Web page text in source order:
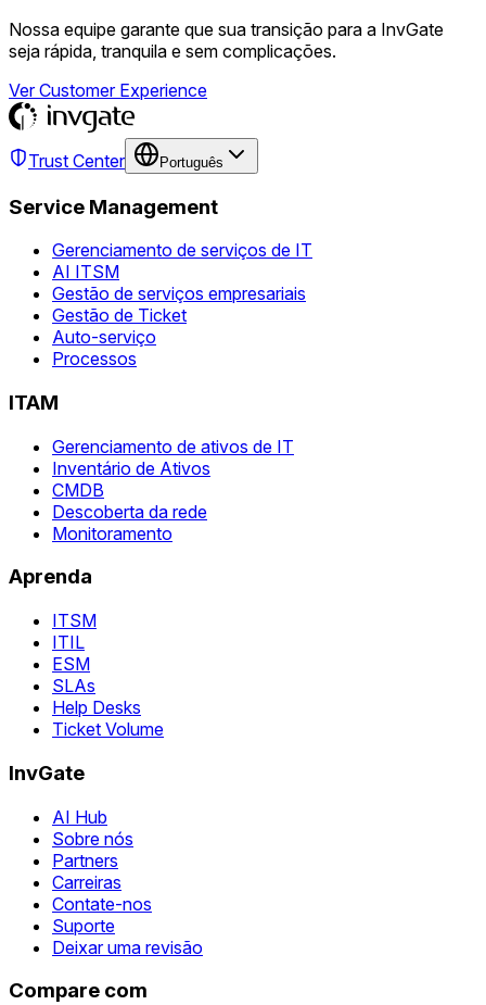
Nossa equipe garante que sua transição para a InvGate
seja rápida, tranquila e sem complicações.
Ver Customer Experience
Trust Center Português
Service Management
Gerenciamento de serviços de IT
AI ITSM
Gestão de serviços empresariais
Gestão de Ticket
Auto-serviço
Processos
ITAM
Gerenciamento de ativos de IT
Inventário de Ativos
CMDB
Descoberta da rede
Monitoramento
Aprenda
ITSM
ITIL
ESM
SLAs
Help Desks
Ticket Volume
InvGate
AI Hub
Sobre nós
Partners
Carreiras
Contate-nos
Suporte
Deixar uma revisão
Compare com